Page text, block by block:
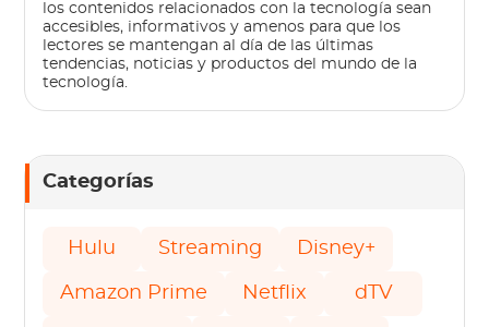
los contenidos relacionados con la tecnología sean
accesibles, informativos y amenos para que los
lectores se mantengan al día de las últimas
tendencias, noticias y productos del mundo de la
tecnología.
Categorías
Hulu Streaming Disney+
Amazon Prime Netflix dTV